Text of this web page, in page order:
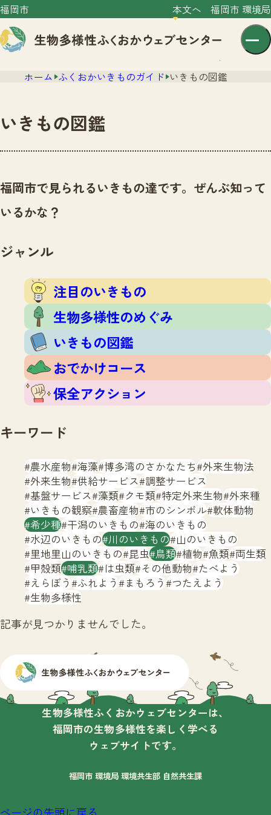
福岡市 本文へ 福岡市 環境局
文字サイズ 小 中 大
センター紹介
センター紹介TOP
サイトポリシー
ニュース
いきものガイド
注目のいきもの
生物多様性のめぐみ
いきもの図鑑
おでかけコース
保全アクション
イベント
いきもの調査隊
調査レポート
調査レポートTOP
調査結果
ふくおかいきものマップ
マッチング
マッチングTOP
掲載申し込みフォーム
お問合せ
生物多様性ふくおかウェブセンターとは
サイトマップ
ホーム ふくおかいきものガイド いきもの図鑑
いきもの図鑑
福岡市で見られるいきもの達です。ぜんぶ知って
いるかな？
ジャンル
注目のいきもの
生物多様性のめぐみ
いきもの図鑑
おでかけコース
保全アクション
キーワード
農水産物 海藻 博多湾のさかなたち 外来生物法
外来生物 供給サービス 調整サービス
基盤サービス 藻類 クモ類 特定外来生物 外来種
いきもの観察 農畜産物 市のシンボル 軟体動物
希少種 干潟のいきもの 海のいきもの
水辺のいきもの 川のいきもの 山のいきもの
里地里山のいきもの 昆虫 鳥類 植物 魚類 両生類
甲殻類 哺乳類 は虫類 その他動物 たべよう
えらぼう ふれよう まもろう つたえよう
生物多様性
記事が見つかりませんでした。
生物多様性ふくおかウェブセンターは、
福岡市の生物多様性を楽しく学べる
ウェブサイトです。
福岡市 環境局 環境共生部 自然共生課